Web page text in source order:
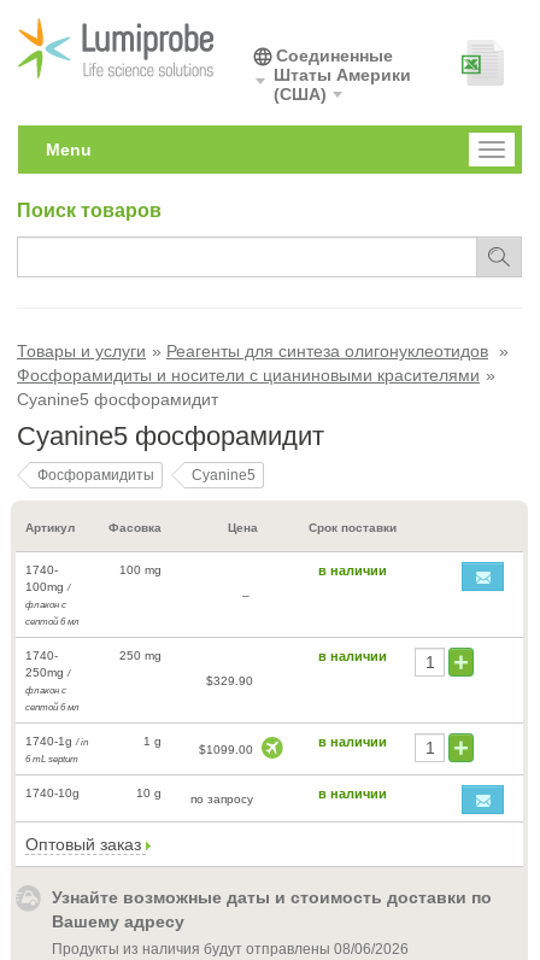
Соединенные
Штаты Америки
(США)
Toggle
Menu
Поиск товаров
Товары и услуги
Реагенты для синтеза олигонуклеотидов
Фосфорамидиты и носители с цианиновыми красителями
Cyanine5 фосфорамидит
Cyanine5 фосфорамидит
Фосфорамидиты Cyanine5
Артикул Фасовка Цена Срок поставки
1740-
100mg/
флакон с
септой 6 мл
100 mg
–
в наличии
1740-
250mg/
флакон с
септой 6 мл
250 mg
$329.90
в наличии
1740-1g/ in
6 mL septum
1 g
$1099.00
в наличии
1740-10g 10 g по запросу в наличии
Оптовый заказ
Узнайте возможные даты и стоимость доставки по
Вашему адресу
Продукты из наличия будут отправлены 08/06/2026